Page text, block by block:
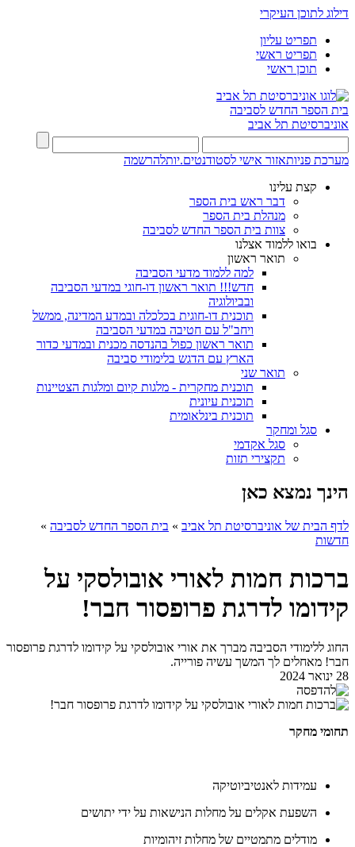
דילוג לתוכן העיקרי
תפריט עליון
תפריט ראשי
תוכן ראשי
בית הספר החדש לסביבה
אוניברסיטת תל אביב
מערכת פניותאזור אישי לסטודנטים.יותלהרשמה
קצת עלינו
דבר ראש בית הספר
מנהלת בית הספר
צוות בית הספר החדש לסביבה
בואו ללמוד אצלנו
תואר ראשון
למה ללמוד מדעי הסביבה
חדש!!! תואר ראשון דו-חוגי במדעי הסביבה
ובביולוגיה
תוכנית דו-חוגית בכלכלה ובמדע המדינה, ממשל
ויחב"ל עם חטיבה במדעי הסביבה
תואר ראשון כפול בהנדסה מכנית ובמדעי כדור
הארץ עם הדגש בלימודי סביבה
תואר שני
תוכנית מחקרית - מלגות קיום ומלגות הצטיינות
תוכנית עיונית
תוכנית בינלאומית
סגל ומחקר
סגל אקדמי
תקצירי תזות
הינך נמצא כאן
לדף הבית של אוניברסיטת תל אביב » בית הספר החדש לסביבה »
חדשות
ברכות חמות לאורי אובולסקי על
קידומו לדרגת פרופסור חבר!
החוג ללימודי הסביבה מברך את אורי אובולסקי על קידומו לדרגת פרופסור
חבר! מאחלים לך המשך עשיה פורייה.
28 ינואר 2024
תחומי מחקר
עמידות לאנטיביוטיקה
השפעת אקלים על מחלות הנישאות על ידי יתושים
מודלים מתמטיים של מחלות זיהומיות